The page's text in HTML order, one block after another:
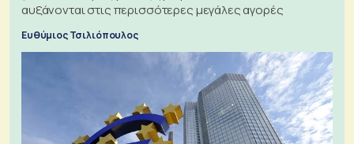
αυξάνονται στις περισσότερες μεγάλες αγορές
Ευθύμιος Τσιλιόπουλος